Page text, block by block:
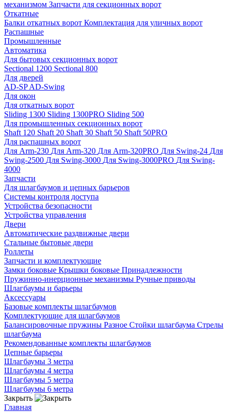
механизмом Запчасти для секционных ворот
Откатные
Балки откатных ворот Комплектация для уличных ворот
Распашные
Промышленные
Автоматика
Для бытовых секционных ворот
Sectional 1200 Sectional 800
Для дверей
AD-SPAD-Swing
Для окон
Для откатных ворот
Sliding 1300 Sliding 1300PRO Sliding 500
Для промышленных секционных ворот
Shaft 120 Shaft 20 Shaft 30 Shaft 50 Shaft 50PRO
Для распашных ворот
Для Arm-230 Для Arm-320 Для Arm-320PRO Для Swing-24 Для
Swing-2500 Для Swing-3000 Для Swing-3000PRO Для Swing-
4000
Запчасти
Для шлагбаумов и цепных барьеров
Системы контроля доступа
Устройства безопасности
Устройства управления
Двери
Автоматические раздвижные двери
Стальные бытовые двери
Роллеты
Запчасти и комплектующие
Замки боковые Крышки боковые Принадлежности
Пружинно-инерционные механизмы Ручные приводы
Шлагбаумы и барьеры
Аксессуары
Базовые комплекты шлагбаумов
Комплектующие для шлагбаумов
Балансировочные пружины Разное Стойки шлагбаума Стрелы
шлагбаума
Рекомендованные комплекты шлагбаумов
Цепные барьеры
Шлагбаумы 3 метра
Шлагбаумы 4 метра
Шлагбаумы 5 метра
Шлагбаумы 6 метра
Закрыть
Главная